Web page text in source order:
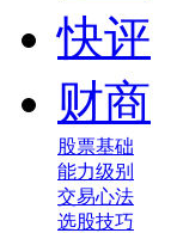
快评
财商
股票基础
能力级别
交易心法
选股技巧